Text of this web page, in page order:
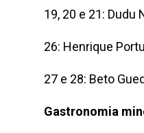
19, 20 e 21: Dudu
26: Henrique
27 e 28: Beto
Gastronomia